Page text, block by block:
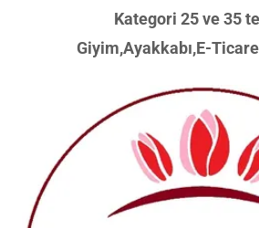
Kategori 25 ve 35
Giyim,Ayakkabı,E-